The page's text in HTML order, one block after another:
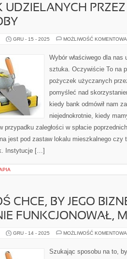
UDZIELANYCH PRZEZ
GRU - 15 - 2025 MOŻLIWOŚĆ
Wybór właściwego dla
sztuka. Oczywiście To na
pożyczek użyczanych
pomyśleć nad
kiedy bank odmówił nam
niejednokrotnie, kiedy
przypadku zaległości w spłacie
jest pod zastaw lokalu mieszkalnego czy
Instytucje […]
CHCE, BY JEGO
FUNKCJONOWAŁ,
GRU - 14 - 2025 MOŻLIWOŚĆ
Szukając sposobu na to,